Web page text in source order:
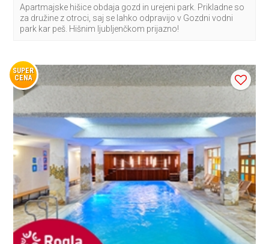
Apartmajske hišice obdaja gozd in urejeni park. Prikladne so
za družine z otroci, saj se lahko odpravijo v Gozdni vodni
park kar peš. Hišnim ljubljenčkom prijazno!
SUPER
CENA